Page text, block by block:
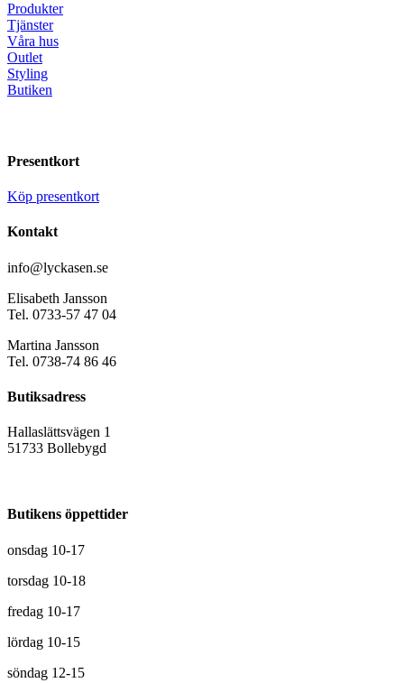
Produkter
Tjänster
Våra hus
Outlet
Styling
Butiken
Presentkort
Köp presentkort
Kontakt
info@lyckasen.se
Elisabeth Jansson
Tel. 0733-57 47 04
Martina Jansson
Tel. 0738-74 86 46
Butiksadress
Hallaslättsvägen 1
51733 Bollebygd
Butikens öppettider
onsdag 10-17
torsdag 10-18
fredag 10-17
lördag 10-15
söndag 12-15